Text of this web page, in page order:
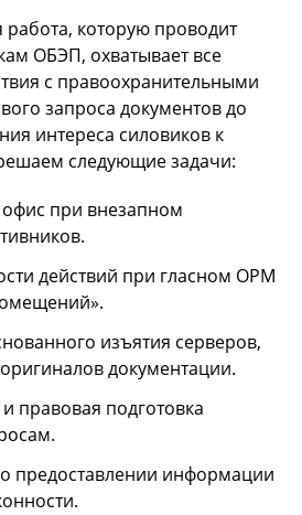
которую проводит
ОБЭП, охватывает все
с правоохранительными
запроса документов до
интереса силовиков к
следующие задачи:
при внезапном
действий при гласном ОРМ
изъятия серверов,
документации.
правовая подготовка
предоставлении информации